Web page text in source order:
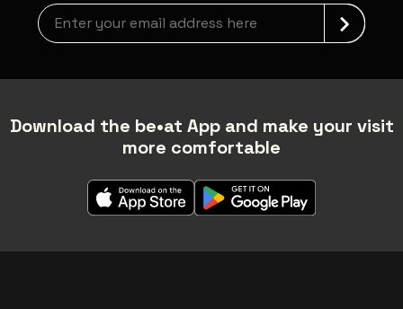
Newsletter grabber
Download the be•at App and make your visit
more comfortable